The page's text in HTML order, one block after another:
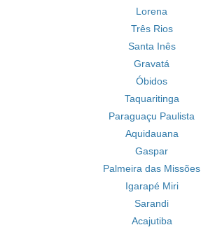
Lorena
Três Rios
Santa Inês
Gravatá
Óbidos
Taquaritinga
Paraguaçu Paulista
Aquidauana
Gaspar
Palmeira das Missões
Igarapé Miri
Sarandi
Acajutiba